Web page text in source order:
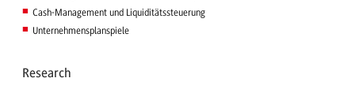
Cash-Management und Liquiditätssteuerung
Unternehmensplanspiele
Research